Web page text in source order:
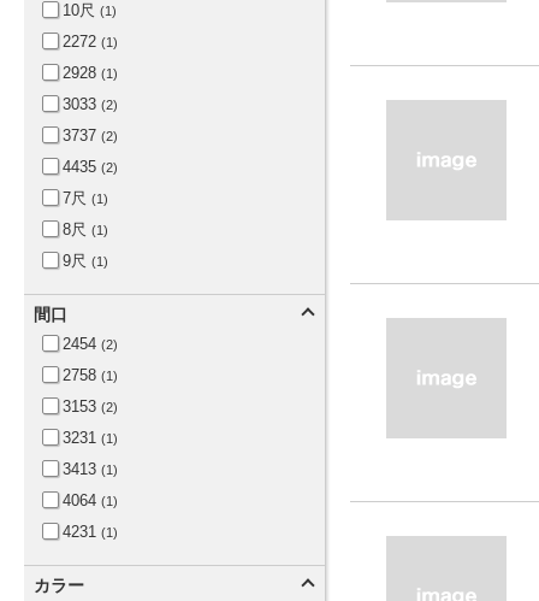
10尺 (1)
2272 (1)
2928 (1)
3033 (2)
3737 (2)
4435 (2)
7尺 (1)
8尺 (1)
9尺 (1)
間口
2454 (2)
2758 (1)
3153 (2)
3231 (1)
3413 (1)
4064 (1)
4231 (1)
カラー